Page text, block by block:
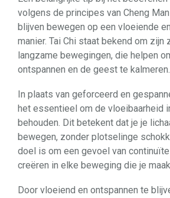
volgens de principes van Cheng
blijven bewegen op een vloeiende
manier. Tai Chi staat bekend om zijn
langzame bewegingen, die helpen
ontspannen en de geest te kalmeren.
In plaats van geforceerd en
het essentieel om de vloeibaarheid
behouden. Dit betekent dat je je
bewegen, zonder plotselinge
doel is om een gevoel van
creëren in elke beweging die je
Door vloeiend en ontspannen te